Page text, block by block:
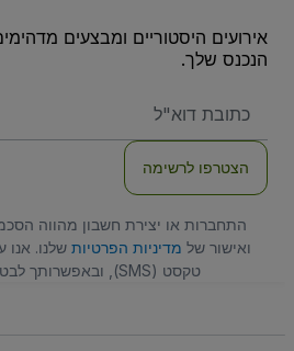
אירועים היסטוריים ומבצעים
הנכנס שלך.
שלכם
הצטרפו לרשימה
התחברות או יצירת חשבון מהווה
ואישור של מדיניות הפרטיות שלנו. אנו
טקסט (SMS), ובאפשרותך לבטל אותן בכל עת.